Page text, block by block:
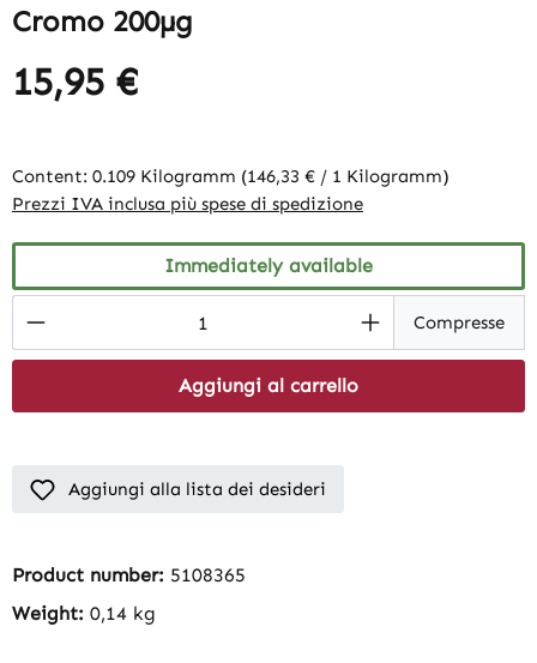
Cromo 200µg
15,95 €
Content: 0.109 Kilogramm (146,33 € / 1 Kilogramm)
Prezzi IVA inclusa più spese di spedizione
Immediately available
Product Quantity: Enter the desiredCompresse
Aggiungi al carrello
Aggiungi alla lista dei desideri
Product number: 5108365
Weight: 0,14 kg